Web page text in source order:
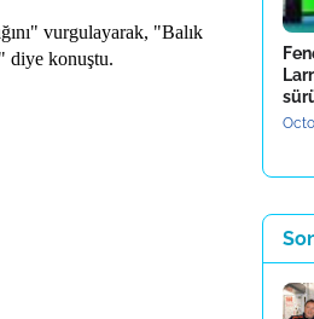
vurgulayarak, "Balık
diye konuştu.